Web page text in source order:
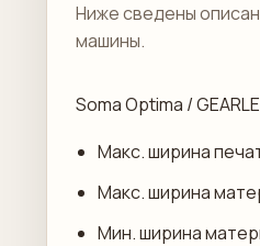
Ниже сведены
машины.
Soma Optima /
Макс. ширина
Макс. ширина
Мин. ширина